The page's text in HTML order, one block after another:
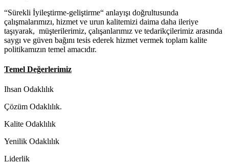
“Sürekli İyileştirme-geliştirme“ anlayışı doğrultusunda
çalışmalarımızı, hizmet ve urun kalitemizi daima daha ileriye
taşıyarak, müşterilerimiz, çalışanlarımız ve tedarikçilerimiz arasında
saygı ve güven bağını tesis ederek hizmet vermek toplam kalite
politikamızın temel amacıdır.
Temel Değerlerimiz
Ihsan Odaklılık
Çözüm Odaklılık.
Kalite Odaklılık
Yenilik Odaklılık
Liderlik